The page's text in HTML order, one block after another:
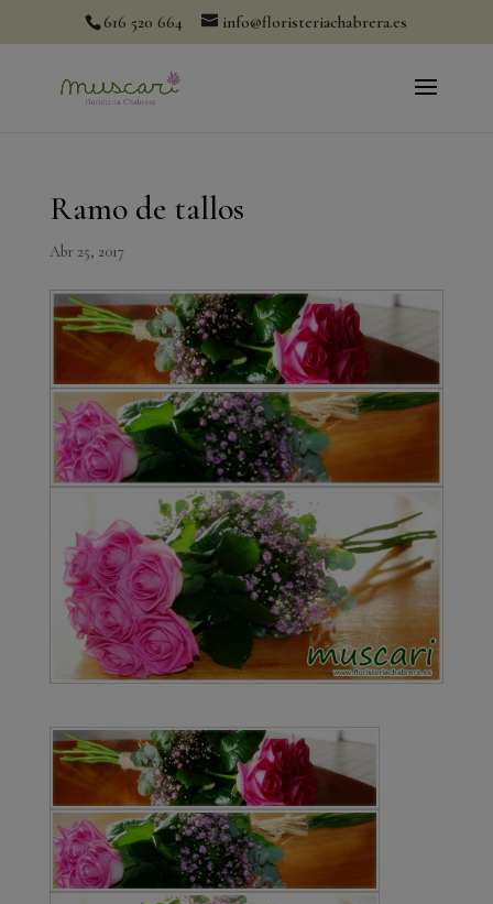
616 520 664 info@floristeriachabrera.es
Ramo de tallos
Abr 25, 2017
modal-check